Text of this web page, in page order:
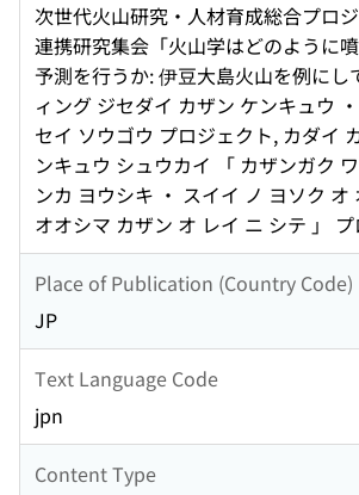
次世代火山研究・人材育成総合プロ
連携研究集会「火山学はどのように
予測を行うか: 伊豆大島火山を例にし
ィング ジセダイ カザン ケンキュウ
セイ ソウゴウ プロジェクト, カダイ
ンキュウ シュウカイ 「 カザンガク
ンカ ヨウシキ ・ スイイ ノ ヨソク オ
オオシマ カザン オ レイ ニ シテ 」
Place of Publication (Country Code)
JP
Text Language Code
jpn
Content Type